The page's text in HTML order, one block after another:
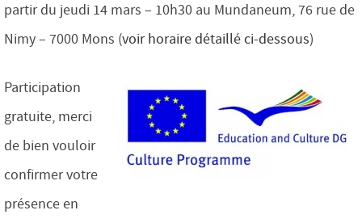
partir du jeudi 14 mars – 10h30 au Mundaneum, 76 rue de
Nimy – 7000 Mons (voir horaire détaillé ci-dessous)
Participation
gratuite, merci
de bien vouloir
confirmer votre
présence en